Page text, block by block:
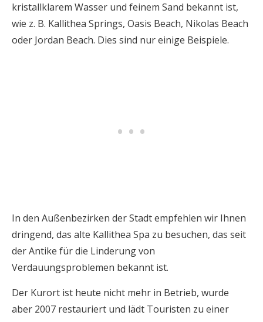
kristallklarem Wasser und feinem Sand bekannt ist,
wie z. B. Kallithea Springs, Oasis Beach, Nikolas Beach
oder Jordan Beach. Dies sind nur einige Beispiele.
In den Außenbezirken der Stadt empfehlen wir Ihnen
dringend, das alte Kallithea Spa zu besuchen, das seit
der Antike für die Linderung von
Verdauungsproblemen bekannt ist.
Der Kurort ist heute nicht mehr in Betrieb, wurde
aber 2007 restauriert und lädt Touristen zu einer